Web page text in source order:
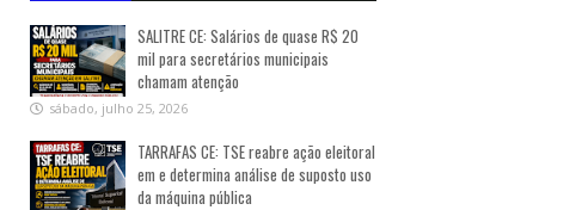
SALITRE CE: Salários de quase R$ 20
mil para secretários municipais
chamam atenção
sábado, julho 25, 2026
TARRAFAS CE: TSE reabre ação eleitoral
em e determina análise de suposto uso
da máquina pública